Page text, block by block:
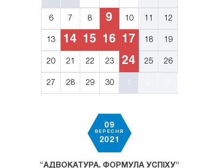
6 7 8 9 10 12
13 14 15 16 17 18 19
20 21 22 23 24 25 26
27 28 29 30
09
ВЕРЕСНЯ
2021
"АДВОКАТУРА. ФОРМУЛА УСПІХУ"